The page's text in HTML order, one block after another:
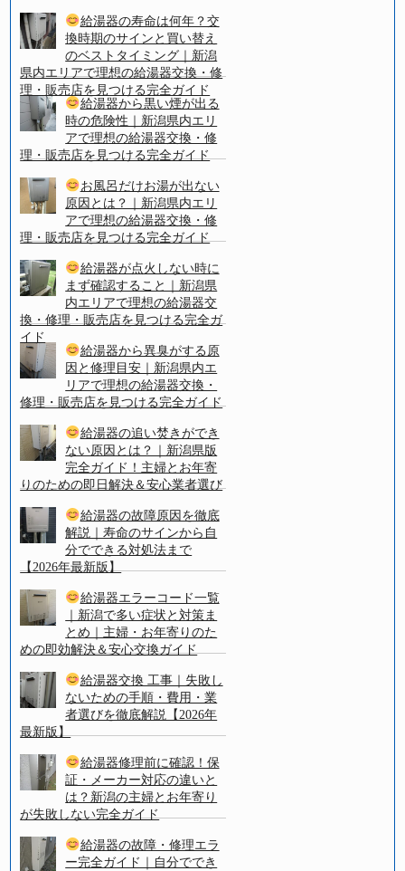
給湯器の寿命は何年？交
換時期のサインと買い替え
のベストタイミング｜新潟
県内エリアで理想の給湯器交換・修
理・販売店を見つける完全ガイド
給湯器から黒い煙が出る
時の危険性｜新潟県内エリ
アで理想の給湯器交換・修
理・販売店を見つける完全ガイド
お風呂だけお湯が出ない
原因とは？｜新潟県内エリ
アで理想の給湯器交換・修
理・販売店を見つける完全ガイド
給湯器が点火しない時に
まず確認すること｜新潟県
内エリアで理想の給湯器交
換・修理・販売店を見つける完全ガ
イド
給湯器から異臭がする原
因と修理目安｜新潟県内エ
リアで理想の給湯器交換・
修理・販売店を見つける完全ガイド
給湯器の追い焚きができ
ない原因とは？｜新潟県版
完全ガイド！主婦とお年寄
りのための即日解決＆安心業者選び
給湯器の故障原因を徹底
解説｜寿命のサインから自
分でできる対処法まで
【2026年最新版】
給湯器エラーコード一覧
｜新潟で多い症状と対策ま
とめ｜主婦・お年寄りのた
めの即効解決＆安心交換ガイド
給湯器交換 工事｜失敗し
ないための手順・費用・業
者選びを徹底解説【2026年
最新版】
給湯器修理前に確認！保
証・メーカー対応の違いと
は？新潟の主婦とお年寄り
が失敗しない完全ガイド
給湯器の故障・修理エラ
ー完全ガイド｜自分ででき